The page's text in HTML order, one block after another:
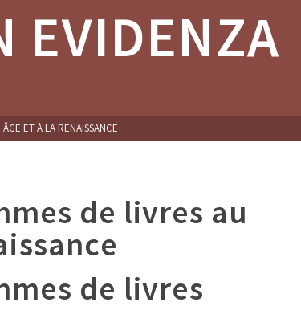
EVIDENZA
ET À LA RENAISSANCE
de livres au
de livres